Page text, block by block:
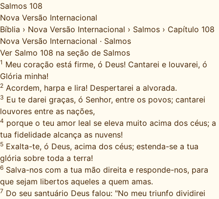
Salmos 108
Nova Versão Internacional
Bíblia › Nova Versão Internacional › Salmos › Capítulo 108
Nova Versão Internacional · Salmos
Ver Salmo 108 na seção de Salmos
1 Meu coração está firme, ó Deus! Cantarei e louvarei, ó
Glória minha!
2 Acordem, harpa e lira! Despertarei a alvorada.
3 Eu te darei graças, ó Senhor, entre os povos; cantarei
louvores entre as nações,
4 porque o teu amor leal se eleva muito acima dos céus; a
tua fidelidade alcança as nuvens!
5 Exalta-te, ó Deus, acima dos céus; estenda-se a tua
glória sobre toda a terra!
6 Salva-nos com a tua mão direita e responde-nos, para
que sejam libertos aqueles a quem amas.
7 Do seu santuário Deus falou: "No meu triunfo dividirei